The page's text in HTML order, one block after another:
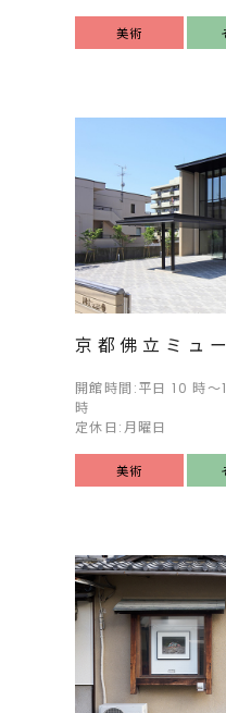
美術
京都佛立ミュ
開館時間:平日 10 時
時
定休日:月曜日
美術